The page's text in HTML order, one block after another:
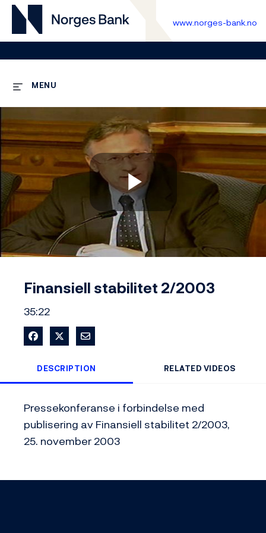
www.norges-bank.no
MENU
Play
Finansiell stabilitet 2/2003
35:22
Share on Facebook
Share on XShare via Email
DESCRIPTION RELATED VIDEOS
Pressekonferanse i forbindelse med
publisering av Finansiell stabilitet 2/2003,
25. november 2003